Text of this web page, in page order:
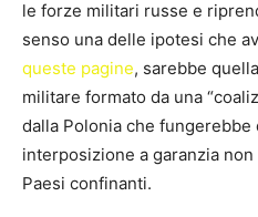
le forze militari russe e
senso una delle ipotesi che
queste pagine, sarebbe
militare formato da una
dalla Polonia che fungerebbe
interposizione a garanzia
Paesi confinanti.